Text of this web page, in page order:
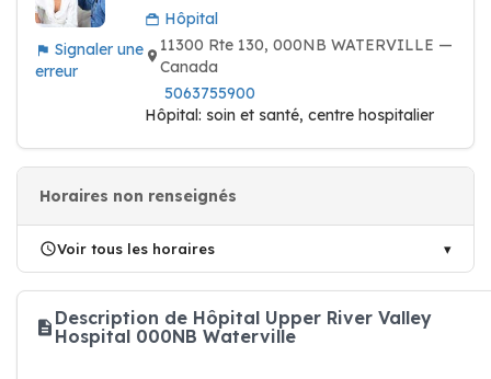
Signaler une
erreur
Hôpital
11300 Rte 130, 000NB WATERVILLE —
Canada
5063755900
Hôpital: soin et santé, centre hospitalier
Horaires non renseignés
Voir tous les horaires
Description de Hôpital Upper River Valley
Hospital 000NB Waterville